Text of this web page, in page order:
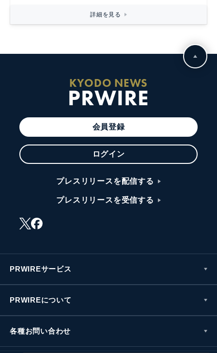
詳細を見る
KYODO NEWS
PRWIRE
会員登録
ログイン
プレスリリースを配信する
プレスリリースを受信する
PRWIREサービス
PRWIREについて
各種お問い合わせ